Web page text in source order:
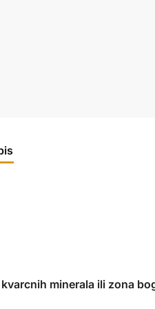
minerala ili zona